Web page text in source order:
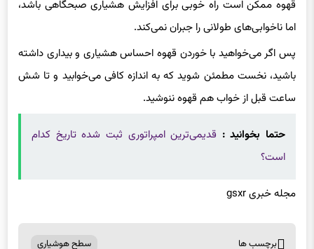
اما ناخوابی‌های طولانی را جبران نمی‌کند.
پس اگر می‌خواهید با خوردن قهوه احساس هشیاری و بیداری داشته
باشید، نخست مطمئن شوید که به اندازه کافی می‌خوابید و تا شش
ساعت قبل از خواب هم قهوه ننوشید.
است؟